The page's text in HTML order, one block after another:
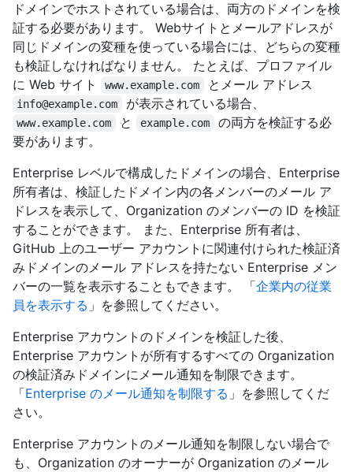
ドメインでホストされている場合は、両方のドメインを検
証する必要があります。 Webサイトとメールアドレスが
同じドメインの変種を使っている場合には、どちらの変種
も検証しなければなりません。 たとえば、プロファイル
に Web サイト
www.example.com とメール アドレス
info@example.com が表示されている場合、
www.example.com と example.com
の両方を検証する必
要があります。
Enterprise レベルで構成したドメインの場合、Enterprise
所有者は、検証したドメイン内の各メンバーのメール ア
ドレスを表示して、Organization のメンバーの ID を検証
することができます。 また、Enterprise 所有者は、
GitHub 上のユーザー アカウントに関連付けられた検証済
みドメインのメール アドレスを持たない Enterprise メン
バーの一覧を表示することもできます。 「企業内の従業
員を表示する 」を参照してください。
Enterprise アカウントのドメインを検証した後、
Enterprise アカウントが所有するすべての Organization
の検証済みドメインにメール通知を制限できます。
「Enterprise のメール通知を制限する 」を参照してくだ
さい。
Enterprise アカウントのメール通知を制限しない場合で
も、Organization のオーナーが Organization のメール